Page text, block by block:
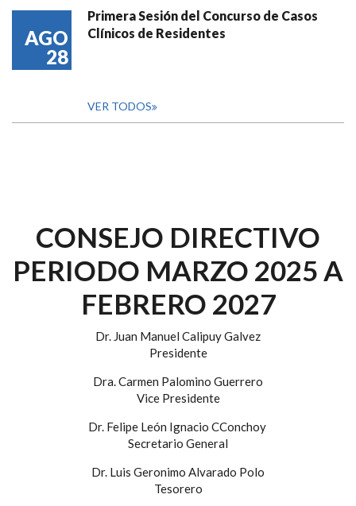
AGO
28
Primera Sesión del Concurso de Casos
Clínicos de Residentes
VER TODOS
CONSEJO DIRECTIVO
PERIODO MARZO 2025 A
FEBRERO 2027
Dr. Juan Manuel Calipuy Galvez
Presidente
Dra. Carmen Palomino Guerrero
Vice Presidente
Dr. Felipe León Ignacio CConchoy
Secretario General
Dr. Luis Geronimo Alvarado Polo
Tesorero